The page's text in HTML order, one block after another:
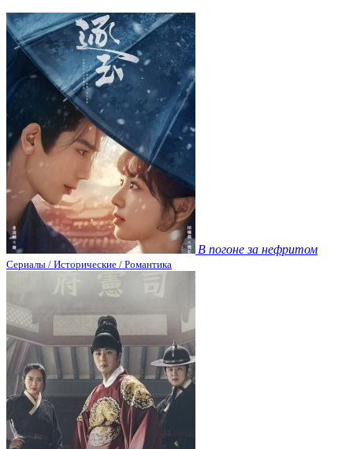
В погоне за нефритом
Сериалы / Исторические / Романтика